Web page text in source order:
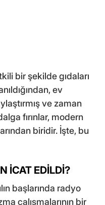
bir şekilde gıdaları
ev
ve zaman
fırınlar, modern
biridir. İşte, bu
İCAT EDİLDİ?
başlarında radyo
çalışmalarının bir